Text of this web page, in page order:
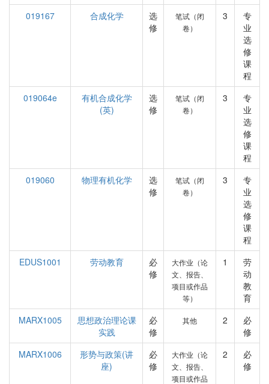
019167
合成化学
选
修
笔试（闭
卷）
3
专
业
选
修
课
程
019064e
有机合成化学
(英)
选
修
笔试（闭
卷）
3
专
业
选
修
课
程
019060
物理有机化学
选
修
笔试（闭
卷）
3
专
业
选
修
课
程
EDUS1001
劳动教育
必
修
大作业（论
文、报告、
项目或作品
等）
1
劳
动
教
育
MARX1005
思想政治理论课
实践
必
修
其他 2
必
修
MARX1006
形势与政策(讲
座)
必
修
大作业（论
文、报告、
项目或作品
2
必
修